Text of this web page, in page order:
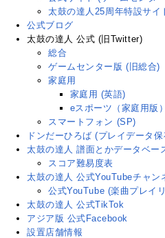
太鼓の達人25周年特設サイ
公式ブログ
太鼓の達人 公式 (旧Twitter)
総合
ゲームセンター版 (旧総合)
家庭用
家庭用 (英語)
eスポーツ（家庭用版）
スマートフォン (SP)
ドンだーひろば (プレイデータ
太鼓の達人 譜面とかデータベー
スコア難易度表
太鼓の達人 公式YouTubeチャン
公式YouTube (楽曲プレイ
太鼓の達人 公式TikTok
アジア版 公式Facebook
設置店舗情報